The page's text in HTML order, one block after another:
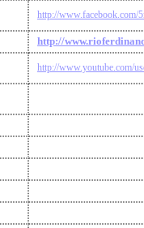
http://www.facebook.com/
http://
http://www.youtube.com/